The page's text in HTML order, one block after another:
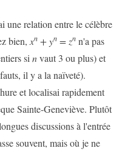
une relation entre le célèbre
bien, xn + yn = zn n'a pas
si nvaut 3 ou plus) et
il y a la naïveté).
et localisai rapidement
Sainte-Geneviève. Plutôt
discussions à l'entrée
souvent, mais où je ne